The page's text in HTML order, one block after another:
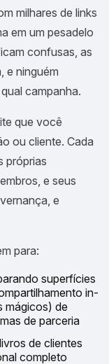
milhares de links
em um pesadelo
confusas, as
e ninguém
campanha.
que você
ou cliente. Cada
próprias
e seus
e
para:
superfícies
in-
mágicos) de
de parceria
de clientes
completo